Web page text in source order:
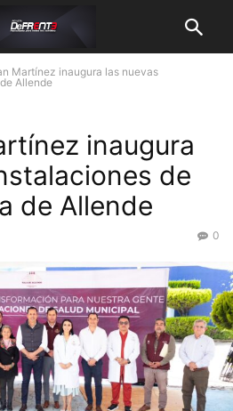
Martínez inaugura las nuevas
Allende
inaugura
de
de Allende
0